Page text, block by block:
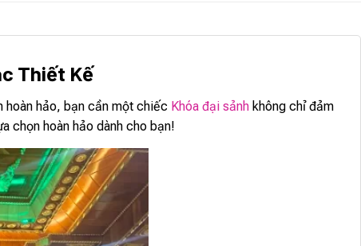
Thiết Kế
hoàn hảo, bạn cần một chiếc Khóa đại sảnh không chỉ đảm
chọn hoàn hảo dành cho bạn!